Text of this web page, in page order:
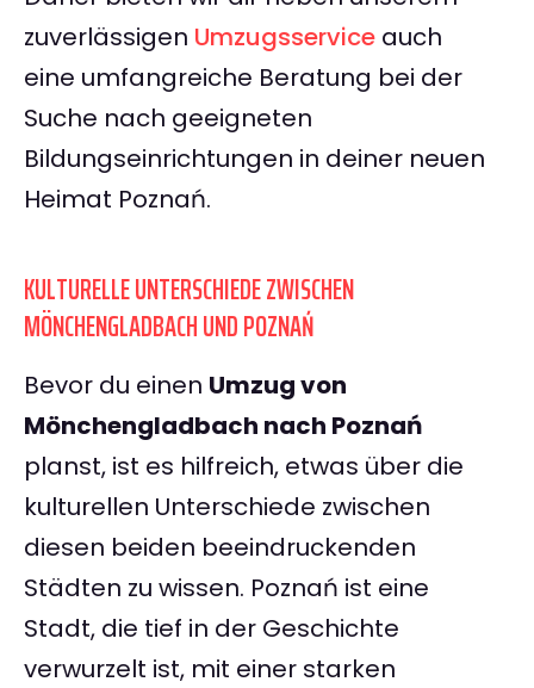
zuverlässigen Umzugsservice auch
eine umfangreiche Beratung bei der
Suche nach geeigneten
Bildungseinrichtungen in deiner neuen
Heimat Poznań.
KULTURELLE UNTERSCHIEDE ZWISCHEN
MÖNCHENGLADBACH UND POZNAŃ
Bevor du einen Umzug von
Mönchengladbach nach Poznań
planst, ist es hilfreich, etwas über die
kulturellen Unterschiede zwischen
diesen beiden beeindruckenden
Städten zu wissen. Poznań ist eine
Stadt, die tief in der Geschichte
verwurzelt ist, mit einer starken